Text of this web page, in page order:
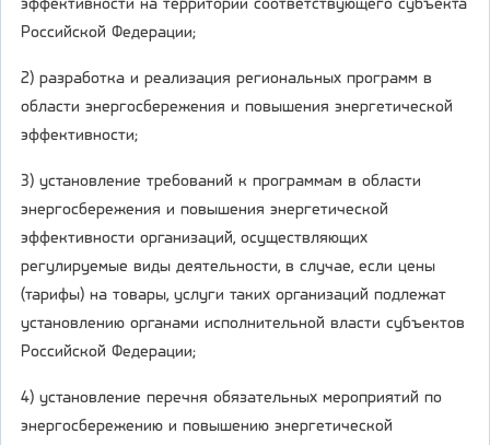
эффективности на территории соответствующего субъекта
Российской Федерации;
2) разработка и реализация региональных программ в
области энергосбережения и повышения энергетической
эффективности;
3) установление требований к программам в области
энергосбережения и повышения энергетической
эффективности организаций, осуществляющих
регулируемые виды деятельности, в случае, если цены
(тарифы) на товары, услуги таких организаций подлежат
установлению органами исполнительной власти субъектов
Российской Федерации;
4) установление перечня обязательных мероприятий по
энергосбережению и повышению энергетической